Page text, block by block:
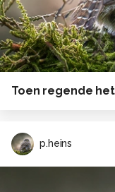
Toen regende
p.heins